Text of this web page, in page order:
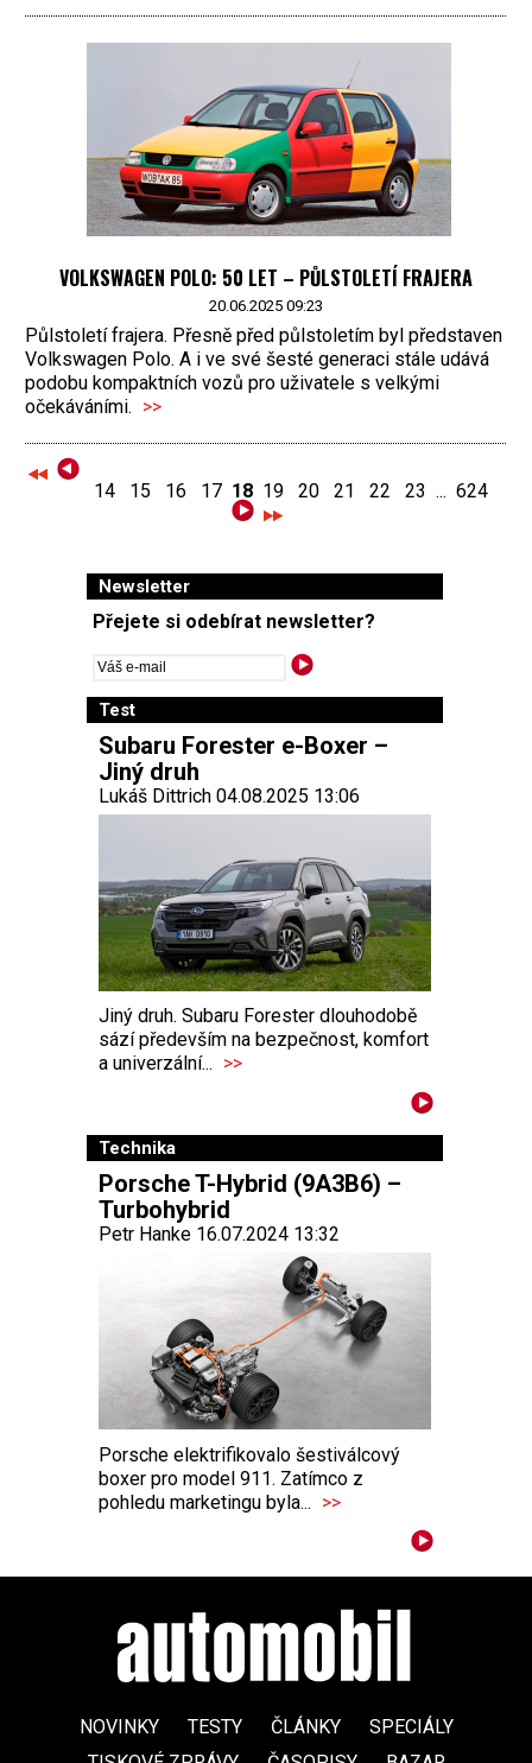
VOLKSWAGEN POLO: 50 LET – PŮLSTOLETÍ FRAJERA
20.06.2025 09:23
Půlstoletí frajera. Přesně před půlstoletím byl představen
Volkswagen Polo. A i ve své šesté generaci stále udává
podobu kompaktních vozů pro uživatele s velkými
očekáváními. >>
14 15 16 17 18 19 20 21 22 23 ... 624
Newsletter
Přejete si odebírat newsletter?
Test
Subaru Forester e-Boxer –
Jiný druh
Lukáš Dittrich 04.08.2025 13:06
Jiný druh. Subaru Forester dlouhodobě
sází především na bezpečnost, komfort
a univerzální... >>
Technika
Porsche T-Hybrid (9A3B6) –
Turbohybrid
Petr Hanke 16.07.2024 13:32
Porsche elektrifikovalo šestiválcový
boxer pro model 911. Zatímco z
pohledu marketingu byla... >>
NOVINKY TESTY ČLÁNKY
SPECIÁLY